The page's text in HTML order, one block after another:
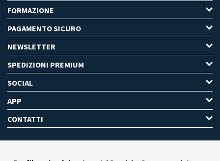
FORMAZIONE
PAGAMENTO SICURO
NEWSLETTER
SPEDIZIONI PREMIUM
SOCIAL
APP
CONTATTI